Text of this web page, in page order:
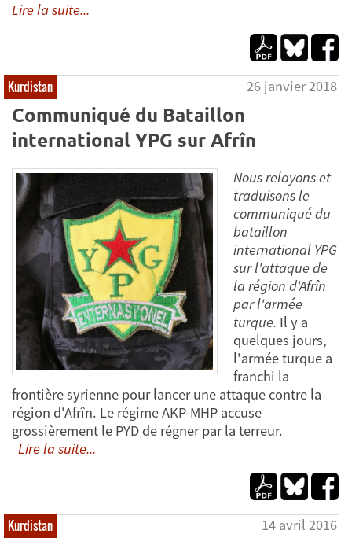
Lire la suite...
Kurdistan 26 janvier 2018
Communiqué du Bataillon
international YPG sur Afrîn
Nous relayons et
traduisons le
communiqué du
bataillon
international YPG
sur l'attaque de
la région d'Afrîn
par l'armée
turque. Il y a
quelques jours,
l'armée turque a
franchi la
frontière syrienne pour lancer une attaque contre la
région d'Afrîn. Le régime AKP-MHP accuse
grossièrement le PYD de régner par la terreur.
Lire la suite...
Kurdistan 14 avril 2016